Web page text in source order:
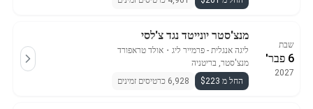
שבת
6 פבר'
2027
מנצ'סטר יונייטד נגד צ'לסי
ליגה אנגלית - פרמייר ליג ・ אולד טראפורד
מנצ'סטר, בריטניה
החל מ $223
6,928 כרטיסים זמינים